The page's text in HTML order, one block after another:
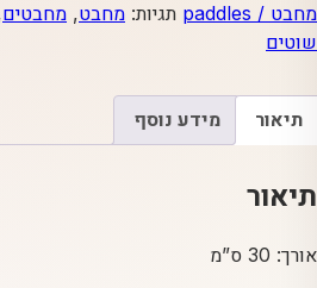
מחבט / paddles
תגיות: מחבט, מחבטים
שוטים
תיאור מידע נוסף
תיאור
אורך: 30 ס”מ